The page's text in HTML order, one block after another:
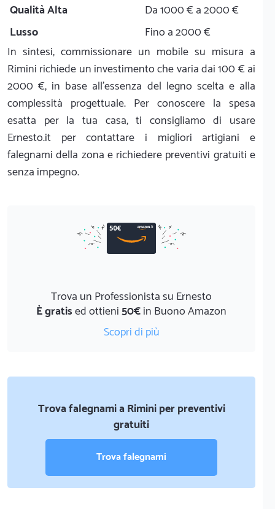
Qualità Alta
Da 1000 € a 2000 €
Lusso
Fino a 2000 €
In sintesi, commissionare un mobile su misura a
Rimini richiede un investimento che varia dai 100 € ai
2000 €, in base all'essenza del legno scelta e alla
complessità progettuale. Per conoscere la spesa
esatta per la tua casa, ti consigliamo di usare
Ernesto.it per contattare i migliori artigiani e
falegnami della zona e richiedere preventivi gratuiti e
senza impegno.
Trova un Professionista su Ernesto
È gratised ottieni50€in Buono Amazon
Scopri di più
Trova falegnami a Rimini per preventivi
gratuiti
Trova falegnami